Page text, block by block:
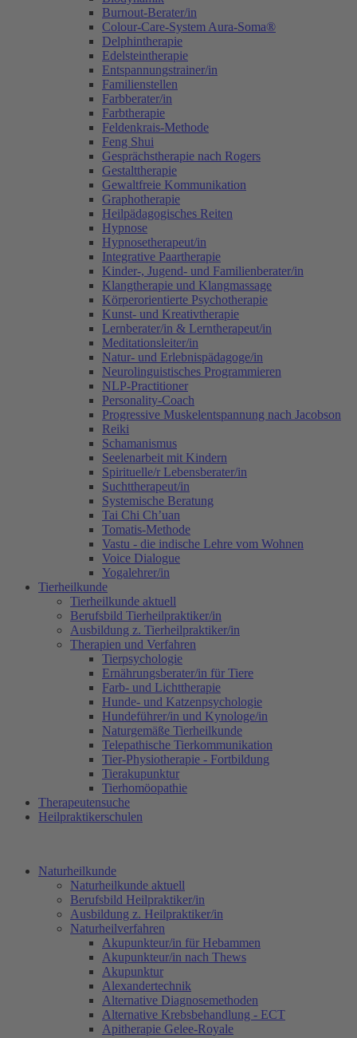
Burnout-Berater/in
Colour-Care-System Aura-Soma®
Delphintherapie
Edelsteintherapie
Entspannungstrainer/in
Familienstellen
Farbberater/in
Farbtherapie
Feldenkrais-Methode
Feng Shui
Gesprächstherapie nach Rogers
Gestalttherapie
Gewaltfreie Kommunikation
Graphotherapie
Heilpädagogisches Reiten
Hypnose
Hypnosetherapeut/in
Integrative Paartherapie
Kinder-, Jugend- und Familienberater/in
Klangtherapie und Klangmassage
Körperorientierte Psychotherapie
Kunst- und Kreativtherapie
Lernberater/in & Lerntherapeut/in
Meditationsleiter/in
Natur- und Erlebnispädagoge/in
Neurolinguistisches Programmieren
NLP-Practitioner
Personality-Coach
Progressive Muskelentspannung nach Jacobson
Reiki
Schamanismus
Seelenarbeit mit Kindern
Spirituelle/r Lebensberater/in
Suchttherapeut/in
Systemische Beratung
Tai Chi Ch’uan
Tomatis-Methode
Vastu - die indische Lehre vom Wohnen
Voice Dialogue
Yogalehrer/in
Tierheilkunde
Tierheilkunde aktuell
Berufsbild Tierheilpraktiker/in
Ausbildung z. Tierheilpraktiker/in
Therapien und Verfahren
Tierpsychologie
Ernährungsberater/in für Tiere
Farb- und Lichttherapie
Hunde- und Katzenpsychologie
Hundeführer/in und Kynologe/in
Naturgemäße Tierheilkunde
Telepathische Tierkommunikation
Tier-Physiotherapie - Fortbildung
Tierakupunktur
Tierhomöopathie
Therapeutensuche
Heilpraktikerschulen
Naturheilkunde
Naturheilkunde aktuell
Berufsbild Heilpraktiker/in
Ausbildung z. Heilpraktiker/in
Naturheilverfahren
Akupunkteur/in für Hebammen
Akupunkteur/in nach Thews
Akupunktur
Alexandertechnik
Alternative Diagnosemethoden
Alternative Krebsbehandlung - ECT
Apitherapie Gelee-Royale